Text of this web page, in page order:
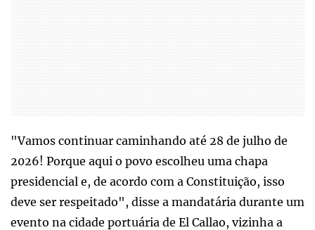
"Vamos continuar caminhando até 28 de julho de
2026! Porque aqui o povo escolheu uma chapa
presidencial e, de acordo com a Constituição, isso
deve ser respeitado", disse a mandatária durante um
evento na cidade portuária de El Callao, vizinha a